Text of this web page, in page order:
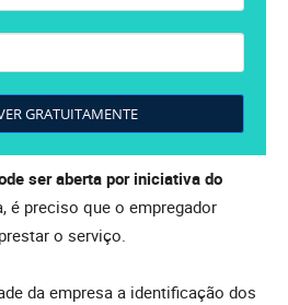
GRATUITAMENTE
ser aberta por iniciativa do
é preciso que o empregador
o serviço.
da empresa a identificação dos